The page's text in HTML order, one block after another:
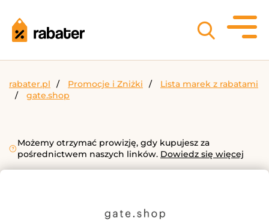
rabater.pl Promocje i Zniżki
Lista marek z rabatami
gate.shop
Możemy otrzymać prowizję, gdy kupujesz za
pośrednictwem naszych linków. Dowiedz się więcej